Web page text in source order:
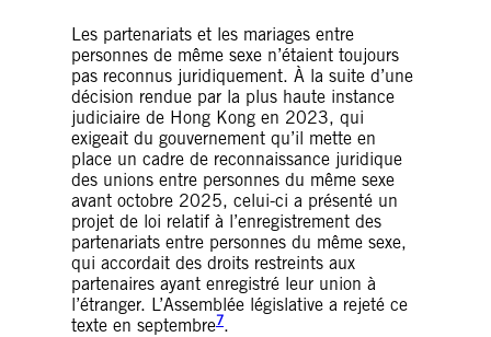
Les partenariats et les mariages entre
personnes de même sexe n’étaient toujours
pas reconnus juridiquement. À la suite d’une
décision rendue par la plus haute instance
judiciaire de Hong Kong en 2023, qui
exigeait du gouvernement qu’il mette en
place un cadre de reconnaissance juridique
des unions entre personnes du même sexe
avant octobre 2025, celui-ci a présenté un
projet de loi relatif à l’enregistrement des
partenariats entre personnes du même sexe,
qui accordait des droits restreints aux
partenaires ayant enregistré leur union à
l’étranger. L’Assemblée législative a rejeté ce
texte en septembre7.